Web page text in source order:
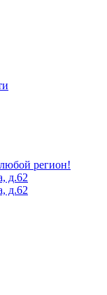
регион!
д.62
д.62